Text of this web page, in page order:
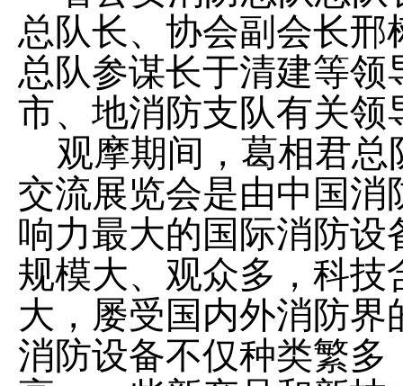
总队长、协会副会长
总队参谋长于清建等
市、地消防支队有关
观摩期间，葛相君
交流展览会是由中国
响力最大的国际消防
规模大、观众多，科
大，屡受国内外消防
消防设备不仅种类繁